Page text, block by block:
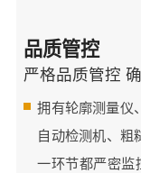
品质管控
严格品质管控
拥有轮廓测量仪
自动检测机、粗
一环节都严密监